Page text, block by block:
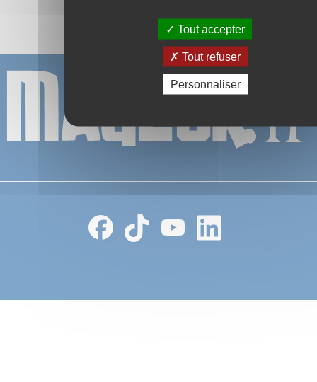
Tout accepter
Tout refuser
Personnaliser